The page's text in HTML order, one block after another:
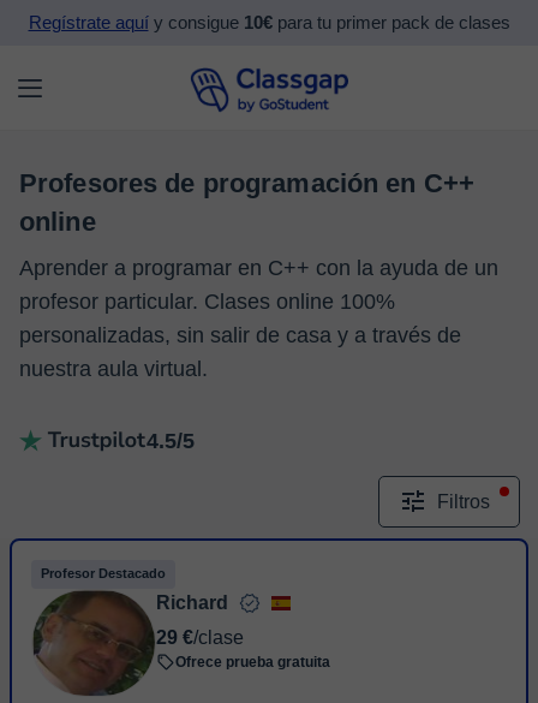
Regístrate aquíy consigue 10€para tu primer pack de clases
Profesores de programación en C++
online
Aprender a programar en C++ con la ayuda de un
profesor particular. Clases online 100%
personalizadas, sin salir de casa y a través de
nuestra aula virtual.
4.5/5
Filtros
Profesor Destacado
Richard
29 €/clase
Ofrece prueba gratuita